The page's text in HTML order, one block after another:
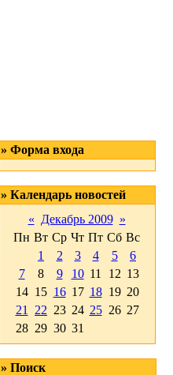
» Форма входа
» Календарь новостей
« Декабрь 2009 »
Пн Вт Ср Чт Пт Сб Вс
1
2 3 4 5
6
7
8 9 10 11 12 13
14 15 16 17 18 19 20
21
22 23 24 25 26 27
28 29 30 31
» Поиск